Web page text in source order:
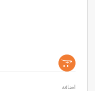
+
اضافة